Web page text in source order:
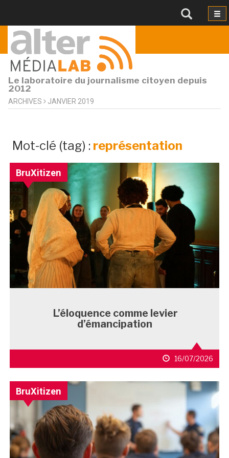
Le laboratoire du journalisme citoyen depuis
2012
ARCHIVES JANVIER 2019
Mot-clé (tag) : représentation
clé
BruXitizen
L’éloquence comme levier
d’émancipation
16/07/2026
BruXitizen